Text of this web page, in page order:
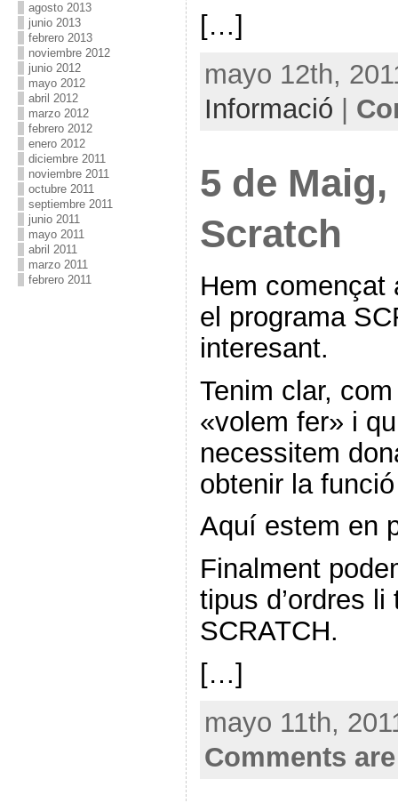
agosto 2013
junio 2013
febrero 2013
noviembre 2012
junio 2012
mayo 2012
abril 2012
marzo 2012
febrero 2012
enero 2012
diciembre 2011
noviembre 2011
octubre 2011
septiembre 2011
junio 2011
mayo 2011
abril 2011
marzo 2011
febrero 2011
[…]
mayo 12th,
Informació
5 de
Scratch
Hem començat
el programa
interesant.
Tenim clar,
«volem fer» i
necessitem
obtenir la
Aquí estem en
Finalment
tipus d’ordres
SCRATCH.
[…]
mayo 11th,
Comments